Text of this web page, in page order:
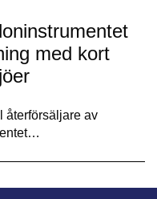
med kort
återförsäljare av